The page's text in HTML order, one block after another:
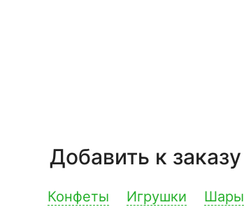
Добавить к заказу
Конфеты Игрушки Шары